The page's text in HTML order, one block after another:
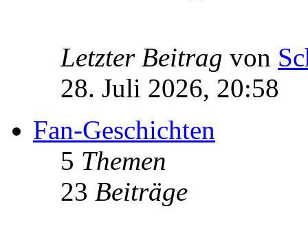
Letzter Beitrag von
28. Juli 2026, 20:58
Fan-Geschichten
5 Themen
23 Beiträge